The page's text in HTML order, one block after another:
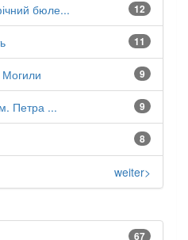
12
бюле...
11
9
Могили
9
Петра ...
8
weiter>
67